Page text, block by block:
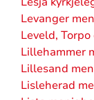
Levanger
Leveld,
Lillehammer
Lillesand
Lisleherad